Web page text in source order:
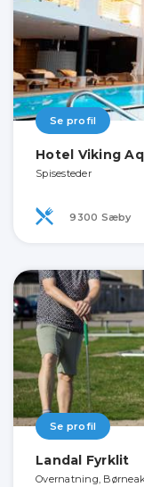
Se profil
Hotel Viking
Spisesteder
9300 Sæby
Se profil
Landal Fyrklit
Overnatning,